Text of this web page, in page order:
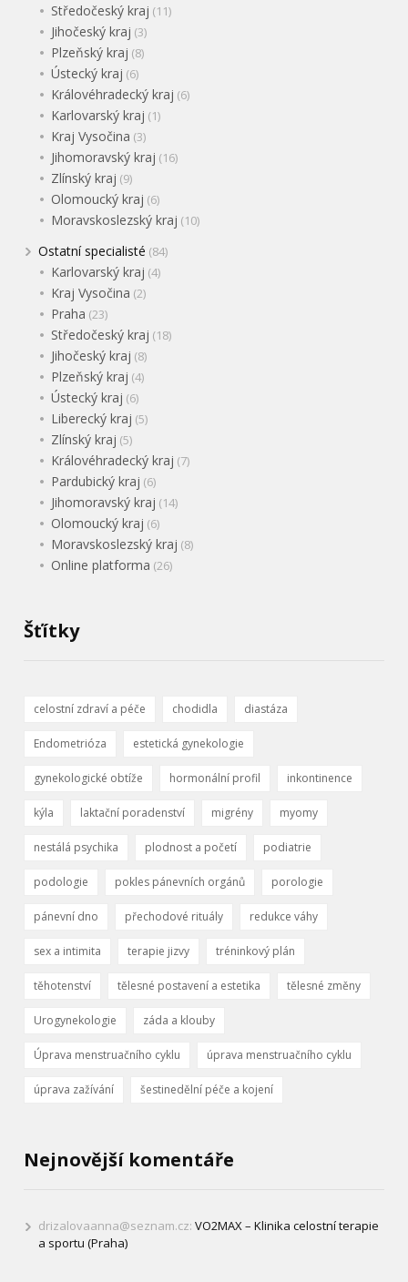
Středočeský kraj (11)
Jihočeský kraj (3)
Plzeňský kraj (8)
Ústecký kraj (6)
Královéhradecký kraj (6)
Karlovarský kraj (1)
Kraj Vysočina (3)
Jihomoravský kraj (16)
Zlínský kraj (9)
Olomoucký kraj (6)
Moravskoslezský kraj (10)
Ostatní specialisté (84)
Karlovarský kraj (4)
Kraj Vysočina (2)
Praha (23)
Středočeský kraj (18)
Jihočeský kraj (8)
Plzeňský kraj (4)
Ústecký kraj (6)
Liberecký kraj (5)
Zlínský kraj (5)
Královéhradecký kraj (7)
Pardubický kraj (6)
Jihomoravský kraj (14)
Olomoucký kraj (6)
Moravskoslezský kraj (8)
Online platforma (26)
Šťítky
celostní zdraví a péče chodidla diastáza
Endometrióza estetická gynekologie
gynekologické obtíže hormonální profil inkontinence
kýla laktační poradenství migrény myomy
nestálá psychika plodnost a početí podiatrie
podologie pokles pánevních orgánů porologie
pánevní dno přechodové rituály redukce váhy
sex a intimita terapie jizvy tréninkový plán
těhotenství tělesné postavení a estetika tělesné změny
Urogynekologie záda a klouby
Úprava menstruačního cyklu úprava menstruačního cyklu
úprava zažívání šestinedělní péče a kojení
Nejnovější komentáře
drizalovaanna@seznam.cz:VO2MAX – Klinika celostní terapie
a sportu (Praha)